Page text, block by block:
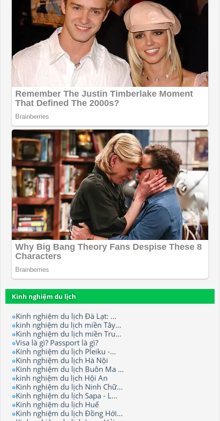
Kinh nghiệm du lịch
Kinh nghiệm du lịch Đà Lạt: ...
kinh nghiệm du lịch miền Tây...
Kinh nghiệm du lịch miền Tru...
Visa là gì? Passport là gì?
Kinh nghiệm du lịch Pleiku -...
Kinh nghiệm du lịch Hà Nội
Kinh nghiệm du lịch Buôn Ma ...
kinh nghiệm du lịch Hội An
Kinh nghiệm du lịch Ninh Chữ...
Kinh nghiệm du lịch Sapa - L...
Kinh nghiệm du lịch Huế
Kinh nghiệm du lịch Đồng Hới...